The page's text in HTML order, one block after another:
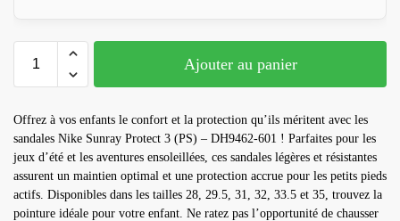
Ajouter au panier
Offrez à vos enfants le confort et la protection qu’ils méritent avec les
sandales Nike Sunray Protect 3 (PS) – DH9462-601 ! Parfaites pour les
jeux d’été et les aventures ensoleillées, ces sandales légères et résistantes
assurent un maintien optimal et une protection accrue pour les petits pieds
actifs. Disponibles dans les tailles 28, 29.5, 31, 32, 33.5 et 35, trouvez la
pointure idéale pour votre enfant. Ne ratez pas l’opportunité de chausser